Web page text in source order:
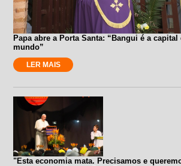
Papa abre a Porta Santa: “Bangui é a
mundo”
LER MAIS
"Esta economia mata. Precisamos e